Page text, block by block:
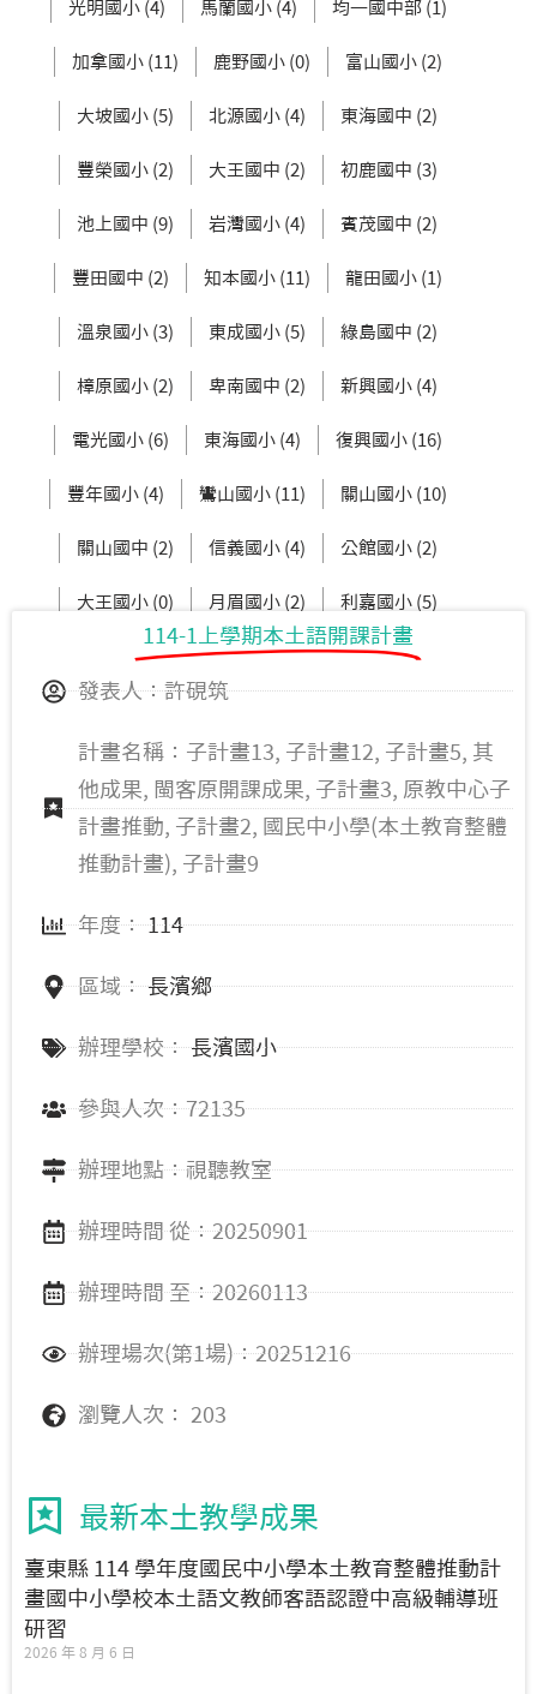
光明國小 (4) 馬蘭國小 (4) 均一國中部 (1)
加拿國小 (11) 鹿野國小 (0) 富山國小 (2)
大坡國小 (5) 北源國小 (4) 東海國中 (2)
豐榮國小 (2) 大王國中 (2) 初鹿國中 (3)
池上國中 (9) 岩灣國小 (4) 賓茂國中 (2)
豐田國中 (2) 知本國小 (11) 龍田國小 (1)
溫泉國小 (3) 東成國小 (5) 綠島國中 (2)
樟原國小 (2) 卑南國中 (2) 新興國小 (4)
電光國小 (6) 東海國小 (4) 復興國小 (16)
豐年國小 (4) 鸞山國小 (11) 關山國小 (10)
關山國中 (2) 信義國小 (4) 公館國小 (2)
大王國小 (0) 月眉國小 (2) 利嘉國小 (5)
新生國中 (3) 東大附小 (2)
114-1上學期本土語開課計畫
發表人：許硯筑
計畫名稱：子計畫13, 子計畫12, 子計畫5, 其
他成果, 閩客原開課成果, 子計畫3, 原教中心子
計畫推動, 子計畫2, 國民中小學(本土教育整體
推動計畫), 子計畫9
年度： 114
區域： 長濱鄉
辦理學校： 長濱國小
參與人次：72135
辦理地點：視聽教室
辦理時間 從：20250901
辦理時間 至：20260113
辦理場次(第1場)：20251216
瀏覽人次： 203
最新本土教學成果
臺東縣 114 學年度國民中小學本土教育整體推動計
畫國中小學校本土語文教師客語認證中高級輔導班
研習
2026 年 8 月 6 日